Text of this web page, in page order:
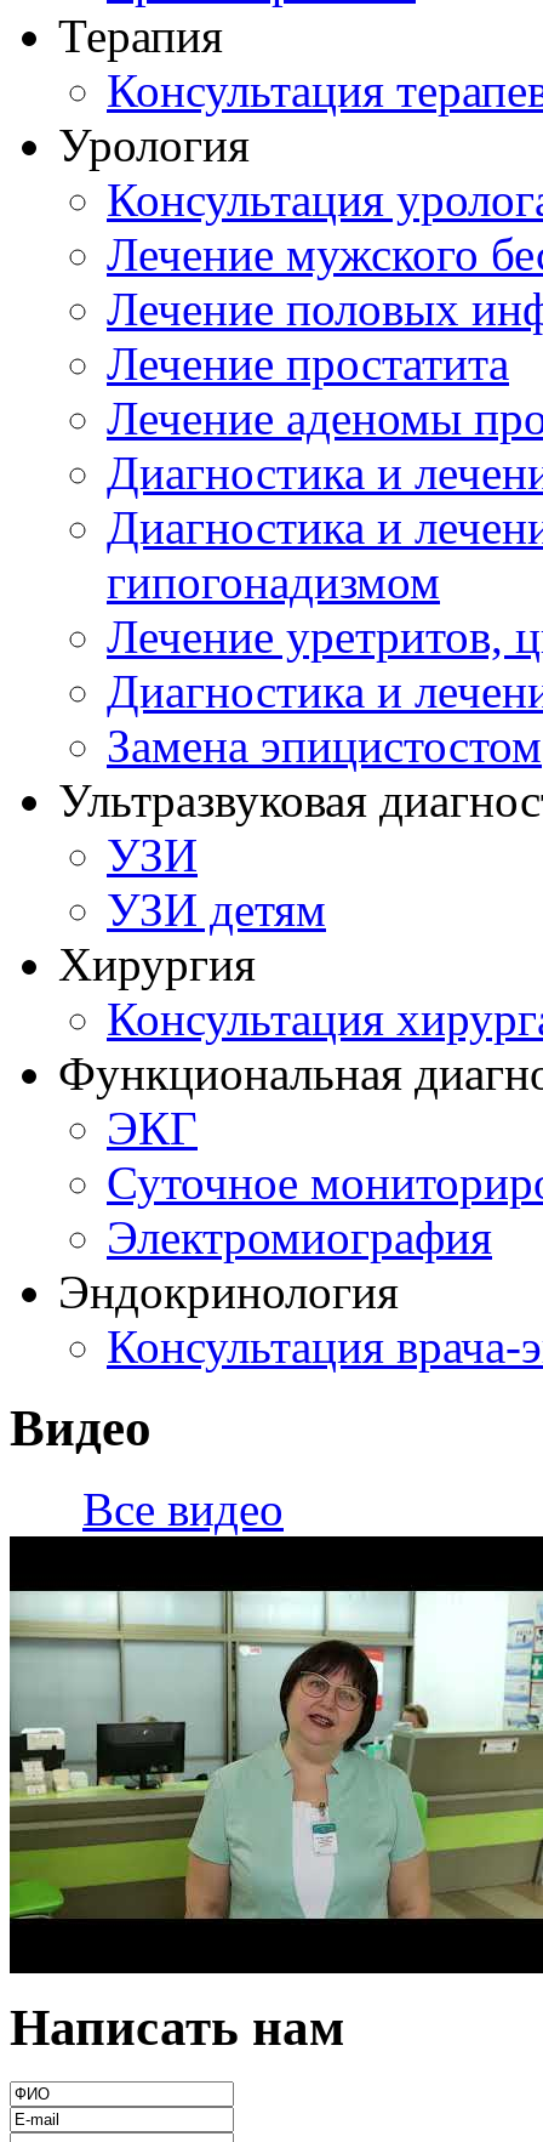
Терапия
Консультация
Урология
Консультация
Лечение мужского
Лечение половых
Лечение простатита
Лечение аденомы
Диагностика и
Диагностика и
гипогонадизмом
Лечение уретритов,
Диагностика и
Замена эпицистостом
Ультразвуковая
УЗИ
УЗИ детям
Хирургия
Консультация
Функциональная
ЭКГ
Суточное
Электромиография
Эндокринология
Консультация врача-
Видео
Все видео
Написать нам